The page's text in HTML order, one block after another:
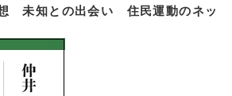
想 未知との出会い 住民運動のネッ